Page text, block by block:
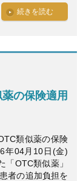
続きを読む
の保険適用
類似薬の保険
年04月10日(金)
「OTC類似薬」
者の追加負担を